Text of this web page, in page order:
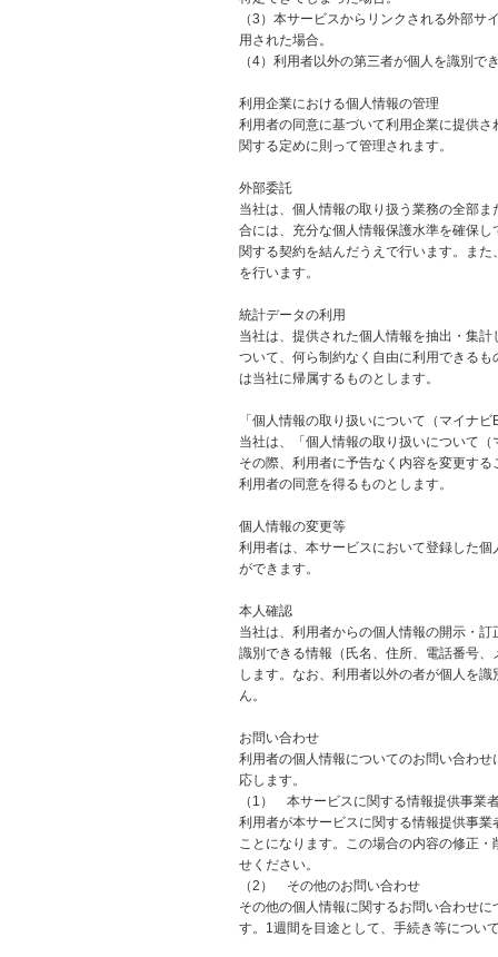
（3）本サービスからリンクされる外部
用された場合。
（4）利用者以外の第三者が個人を識別で
利用企業における個人情報の管理
利用者の同意に基づいて利用企業に提供
関する定めに則って管理されます。
外部委託
当社は、個人情報の取り扱う業務の全部
合には、充分な個人情報保護水準を確保
関する契約を結んだうえで行います。ま
を行います。
統計データの利用
当社は、提供された個人情報を抽出・集
ついて、何ら制約なく自由に利用できる
は当社に帰属するものとします。
「個人情報の取り扱いについて（マイナ
当社は、「個人情報の取り扱いについて
その際、利用者に予告なく内容を変更す
利用者の同意を得るものとします。
個人情報の変更等
利用者は、本サービスにおいて登録した
ができます。
本人確認
当社は、利用者からの個人情報の開示・
識別できる情報（氏名、住所、電話番号
します。なお、利用者以外の者が個人を
ん。
お問い合わせ
利用者の個人情報についてのお問い合わ
応します。
（1） 本サービスに関する情報提供事業
利用者が本サービスに関する情報提供事
ことになります。この場合の内容の修正
せください。
（2） その他のお問い合わせ
その他の個人情報に関するお問い合わせ
す。1週間を目途として、手続き等につい